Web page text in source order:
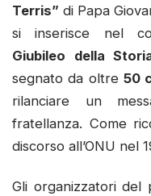
Terris” di Papa
si inserisce nel
Giubileo della
segnato da oltre 50
rilanciare un
fratellanza. Come
discorso all’ONU nel
Gli organizzatori del